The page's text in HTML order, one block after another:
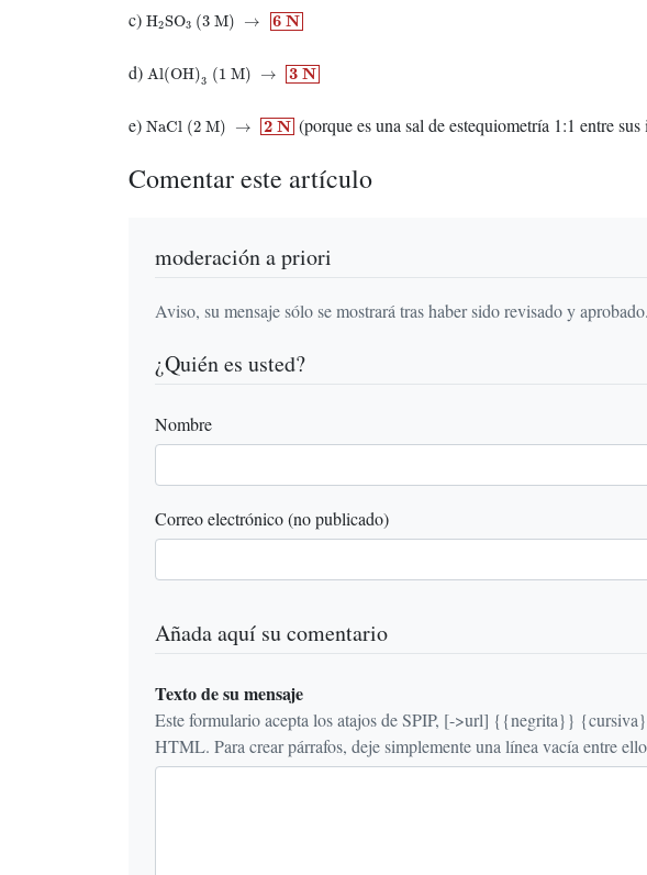
c) H2SO3 (3 M) → 6 N
H SO (3 M) 6 N
d) Al(OH)3 (1 M) → 3 N
Al(OH) (1 M) N
e) NaCl (2 M) → 2 N
NaCl (2 M) N (porque es una sal de estequiometría 1:1 entre sus
Comentar este artículo
moderación a priori
Aviso, su mensaje sólo se mostrará tras haber sido revisado y aprobado.
¿Quién es usted?
Nombre
Correo electrónico (no publicado)
Añada aquí su comentario
Texto de su mensaje
Este formulario acepta los atajos de SPIP, [->url] {{negrita}} {cursiva}
HTML. Para crear párrafos, deje simplemente una línea vacía entre